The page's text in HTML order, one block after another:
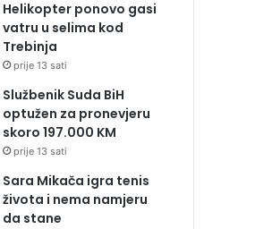
Helikopter ponovo gasi
vatru u selima kod
Trebinja
prije 13 sati
Službenik Suda BiH
optužen za pronevjeru
skoro 197.000 KM
prije 13 sati
Sara Mikača igra tenis
života i nema namjeru
da stane